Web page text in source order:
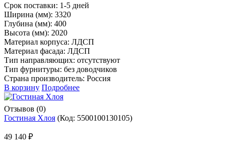
Срок поставки: 1-5 дней
Ширина (мм): 3320
Глубина (мм): 400
Высота (мм): 2020
Материал корпуса: ЛДСП
Материал фасада: ЛДСП
Тип направляющих: отсутствуют
Тип фурнитуры: без доводчиков
Страна производитель: Россия
В корзину Подробнее
Отзывов (0)
Гостиная Хлоя (Код: 5500100130105)
49 140 ₽